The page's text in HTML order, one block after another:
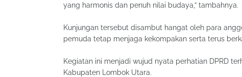
yang harmonis dan penuh nilai budaya,” tambahnya.
Kunjungan tersebut disambut hangat oleh para
pemuda tetap menjaga kekompakan serta terus
Kegiatan ini menjadi wujud nyata perhatian DPRD
Kabupaten Lombok Utara.